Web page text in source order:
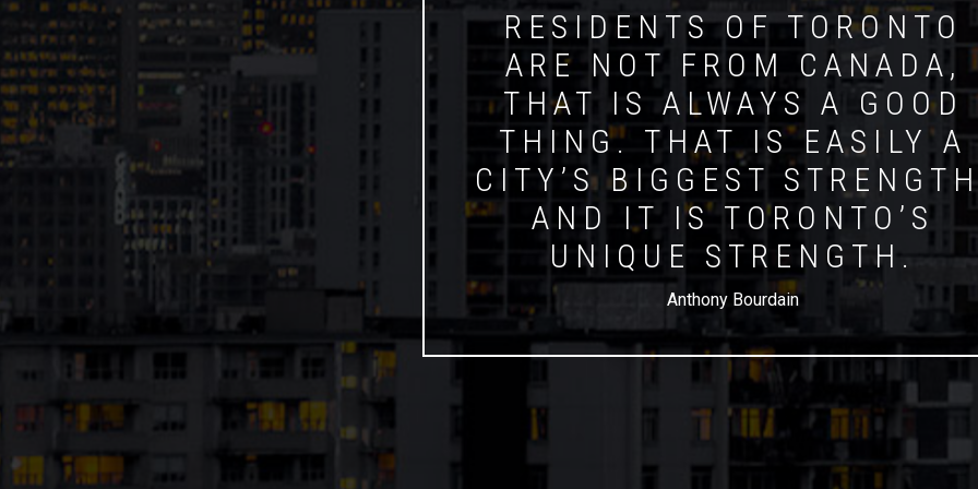
RESIDENTS OF TORONTO
ARE NOT FROM CANADA,
THAT IS ALWAYS A GOOD
THING. THAT IS EASILY A
CITY’S BIGGEST
AND IT IS TORONTO’S
UNIQUE STRENGTH.
Anthony Bourdain